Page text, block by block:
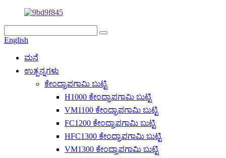
English
ಮನೆ
ಉತ್ಪನ್ನಗಳು
ಕೇಂದ್ರಾಪಗಾಮಿ ಬುಟ್ಟಿ
H1000 ಕೇಂದ್ರಾಪಗಾಮಿ ಬುಟ್ಟಿ
VM1100 ಕೇಂದ್ರಾಪಗಾಮಿ ಬುಟ್ಟಿ
FC1200 ಕೇಂದ್ರಾಪಗಾಮಿ ಬುಟ್ಟಿ
HFC1300 ಕೇಂದ್ರಾಪಗಾಮಿ ಬುಟ್ಟಿ
VM1300 ಕೇಂದ್ರಾಪಗಾಮಿ ಬುಟ್ಟಿ